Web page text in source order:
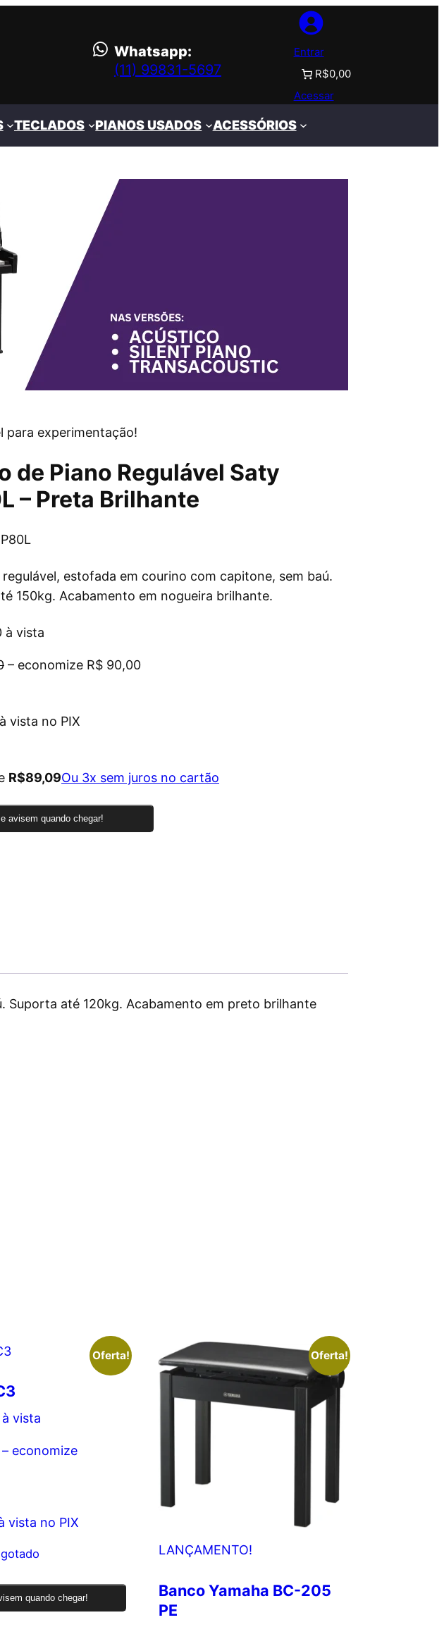
Whatsapp:
(11) 99831-5697
Entrar
R$0,00
Acessar
TECLADOS PIANOS USADOS ACESSÓRIOS
para experimentação!
de Piano Regulável Saty
– Preta Brilhante
regulável, estofada em courino com capitone, sem baú.
150kg. Acabamento em nogueira brilhante.
à vista
– economize R$ 90,00
à vista no PIX
R$89,09Ou 3x sem juros no cartão
avisem quando chegar!
Suporta até 120kg. Acabamento em preto brilhante
Oferta!
à vista
economize
vista no PIX
quando chegar!
Oferta!
LANÇAMENTO!
Banco Yamaha BC-205
PE